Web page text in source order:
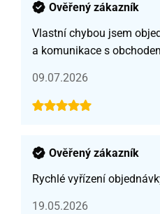
Ověřený zákazník
Vlastní chybou jsem
a komunikace s
09.07.2026
Ověřený zákazník
Rychlé vyřízení
19.05.2026